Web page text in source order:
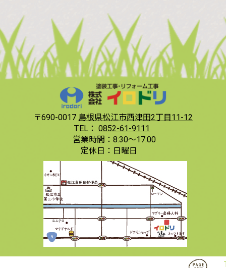
〒690-0017 島根県松江市西津田2丁目11-12
TEL： 0852-61-9111
営業時間： 8:30〜17:00
定休日： 日曜日